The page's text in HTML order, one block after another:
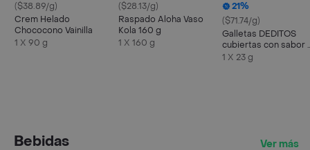
($38.89/g)
Crem Helado
Chococono Vainilla
1 X 90 g
($28.13/g)
Raspado Aloha Vaso
Kola 160 g
1 X 160 g
21%
($71.74/g)
Galletas DEDITOS
cubiertas con sabor
chocolate x 23g
1 X 23 g
Bebidas Ver más